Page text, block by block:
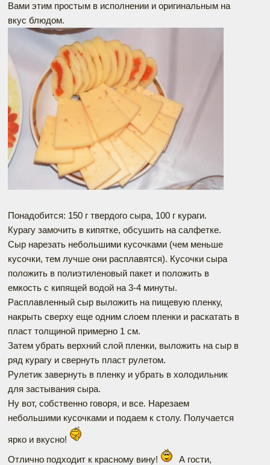
Вами этим простым в исполнении и оригинальным на
вкус блюдом.
Понадобится: 150 г твердого сыра, 100 г кураги.
Курагу замочить в кипятке, обсушить на салфетке.
Сыр нарезать небольшими кусочками (чем меньше
кусочки, тем лучше они расплавятся). Кусочки сыра
положить в полиэтиленовый пакет и положить в
емкость с кипящей водой на 3-4 минуты.
Расплавленный сыр выложить на пищевую пленку,
накрыть сверху еще одним слоем пленки и раскатать в
пласт толщиной примерно 1 см.
Затем убрать верхний слой пленки, выложить на сыр в
ряд курагу и свернуть пласт рулетом.
Рулетик завернуть в пленку и убрать в холодильник
для застывания сыра.
Ну вот, собственно говоря, и все. Нарезаем
небольшими кусочками и подаем к столу. Получается
ярко и вкусно!
Отлично подходит к красному вину!
А гости,